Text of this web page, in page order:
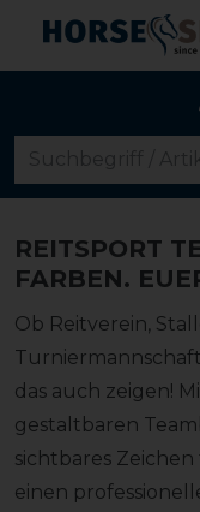
REITSPORT
FARBEN.
Ob Reitverein,
das auch zeigen!
gestaltbaren
sichtbares
einen